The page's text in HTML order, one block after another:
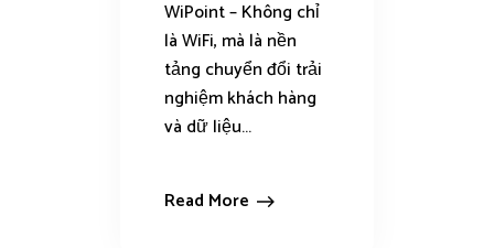
WiPoint – Không chỉ
là WiFi, mà là nền
tảng chuyển đổi trải
nghiệm khách hàng
và dữ liệu...
Read More